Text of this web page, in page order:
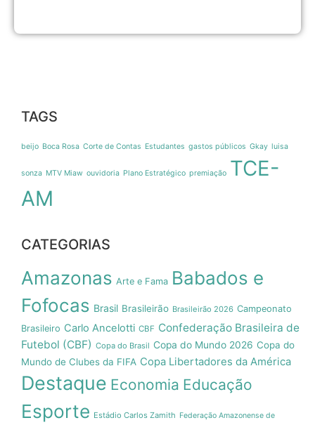
TAGS
beijo Boca Rosa Corte de Contas Estudantes gastos públicos Gkay luisa
sonza MTV Miaw ouvidoria Plano Estratégico premiação TCE-
AM
CATEGORIAS
Amazonas Arte e Fama Babados e
Fofocas Brasil Brasileirão Brasileirão 2026 Campeonato
Brasileiro Carlo Ancelotti CBF Confederação Brasileira de
Futebol (CBF) Copa do Brasil Copa do Mundo 2026 Copa do
Mundo de Clubes da FIFA Copa Libertadores da América
Destaque Economia Educação
Esporte Estádio Carlos Zamith Federação Amazonense de